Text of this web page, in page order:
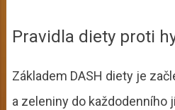
Pravidla diety proti
Základem DASH diety je
a zeleniny do každodenního